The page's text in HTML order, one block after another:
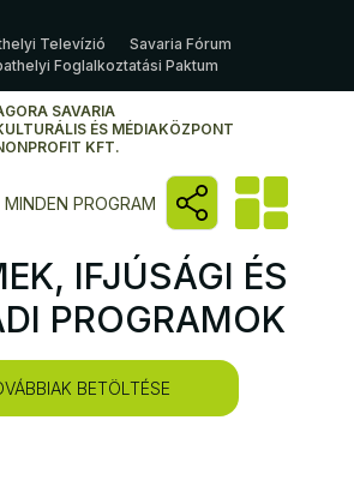
Televízió
Savaria Fórum
Foglalkoztatási Paktum
SAVARIA
ÉS MÉDIAKÖZPONT
KFT.
megnyitása
MINDEN PROGRAM
IFJÚSÁGI ÉS
PROGRAMOK
BETÖLTÉSE